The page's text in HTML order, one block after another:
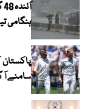
ہنگامی
سامنے آ